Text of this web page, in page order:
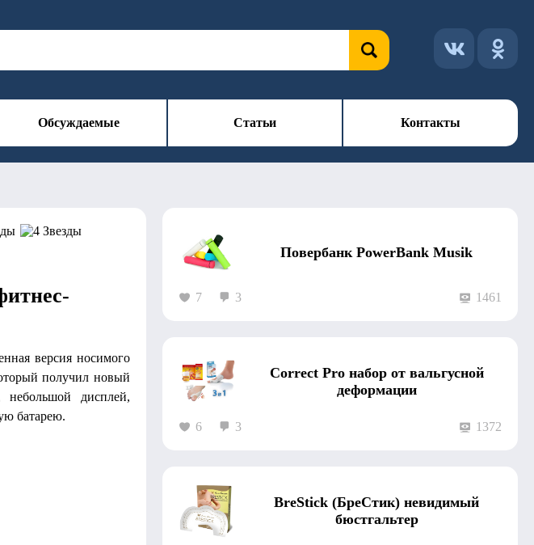
Обсуждаемые Статьи Контакты
Повербанк PowerBank Musik
7 3 1461
Correct Pro набор от вальгусной
деформации
6 3 1372
BreStick (БреСтик) невидимый
бюстгальтер
версия носимого
получил новый
небольшой дисплей,
батарею.